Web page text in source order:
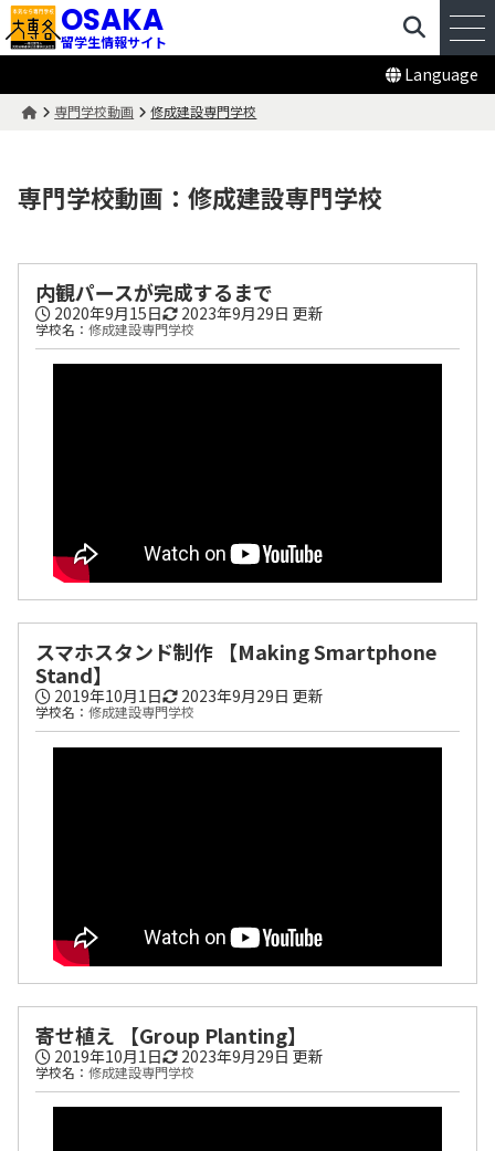
OSAKA
留学生情報サイト
Language
専門学校動画 修成建設専門学校
専門学校動画：修成建設専門学校
内観パースが完成するまで
2020年9月15日 2023年9月29日 更新
学校名： 修成建設専門学校
スマホスタンド制作 【Making Smartphone
Stand】
2019年10月1日 2023年9月29日 更新
学校名： 修成建設専門学校
寄せ植え 【Group Planting】
2019年10月1日 2023年9月29日 更新
学校名： 修成建設専門学校